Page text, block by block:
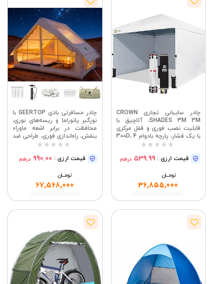
چادر سایبانی تجاری CROWN
SHADES 3M 3M، آلاچیق با
قابلیت نصب فوری و قفل مرکزی
با یک فشار، پارچه بادوام 300D، 4
دیواره جانبی قابل جدا شدن،
بازارها، کمپینگ و باغ | پارچه
قیمت ارزی : 539.99 درهم
تومــــــان
36,855,000
مشاهده
چادر مسافرتی بادی GEERTOP با
نورگیر پانوراما و ریسه‌های نوری،
محافظت در برابر اشعه ماوراء
بنفش، راه‌اندازی فوری، طراحی ضد
پشه، مناسب برای سافاری‌های
گردش‌های ساحلی (3x2.1x2 متر)
قیمت ارزی : 990.00 درهم
تومــــــان
67,568,000
مشاهده